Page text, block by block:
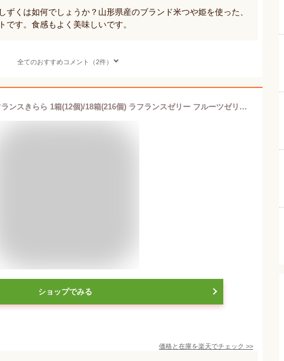
ずくは如何でしょうか？山形県産のブランド米つや姫を使った、
す。食感もよく美味しいです。
全てのおすすめコメント（2件）
＼期間限定P10倍／ 山形ラ・フランスきらら 1箱(12個)/18箱(216個) ラフランスゼリー フルーツゼリー (東北/山形県産/フルーツ/果物/西洋梨/洋梨/果肉/個包装/お菓子/水菓子/お土産/ギフト/お取り寄せ/定番/美味しい/おすすめ/プチギフト)【A01】
ショップでみる
価格と在庫を楽天でチェック >>